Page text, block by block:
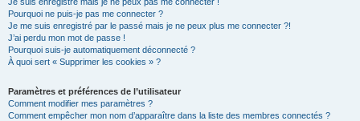
Pourquoi ne puis-je pas me connecter ?
Je me suis enregistré par le passé mais je ne peux plus me connecter ?!
J’ai perdu mon mot de passe !
Pourquoi suis-je automatiquement déconnecté ?
À quoi sert « Supprimer les cookies » ?
Paramètres et préférences de l’utilisateur
Comment modifier mes paramètres ?
Comment empêcher mon nom d’apparaître dans la liste des membres connectés ?